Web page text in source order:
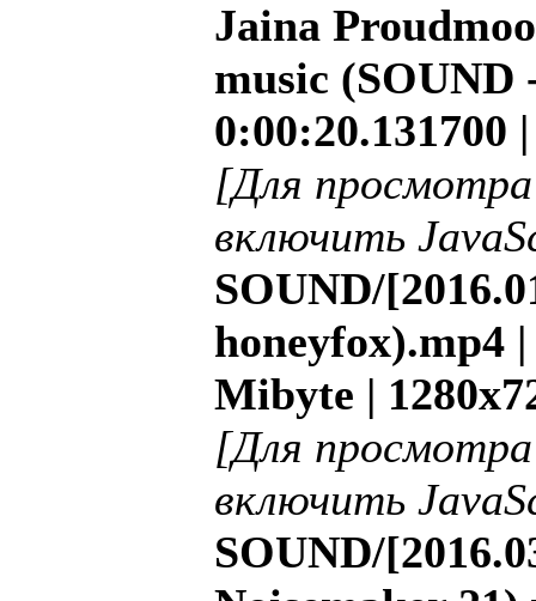
Jaina
music (SOUND
0:00:20.131700
[Для
включить
SOUND/
honeyfox).mp4 |
Mibyte |
[Для
включить
SOUND/